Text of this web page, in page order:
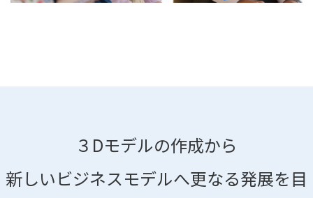
３Dモデルの作成から
新しいビジネスモデルへ更なる発展を目